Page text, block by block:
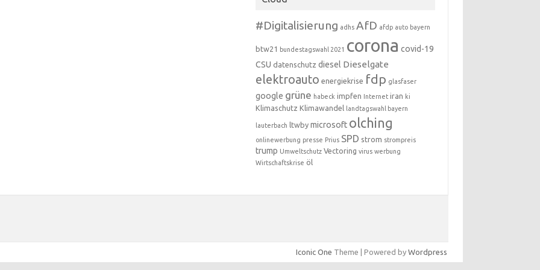
#Digitalisierung adhs AfD afdp auto bayern
btw21 bundestagswahl 2021 corona covid-19
CSU datenschutz diesel Dieselgate
elektroauto energiekrise fdp glasfaser
google grüne habeck impfen Internet iran ki
Klimaschutz Klimawandel landtagswahl bayern
lauterbach ltwby microsoft olching
onlinewerbung presse Prius SPD strom strompreis
trump Umweltschutz Vectoring virus werbung
Wirtschaftskrise öl
Iconic One Theme | Powered by Wordpress